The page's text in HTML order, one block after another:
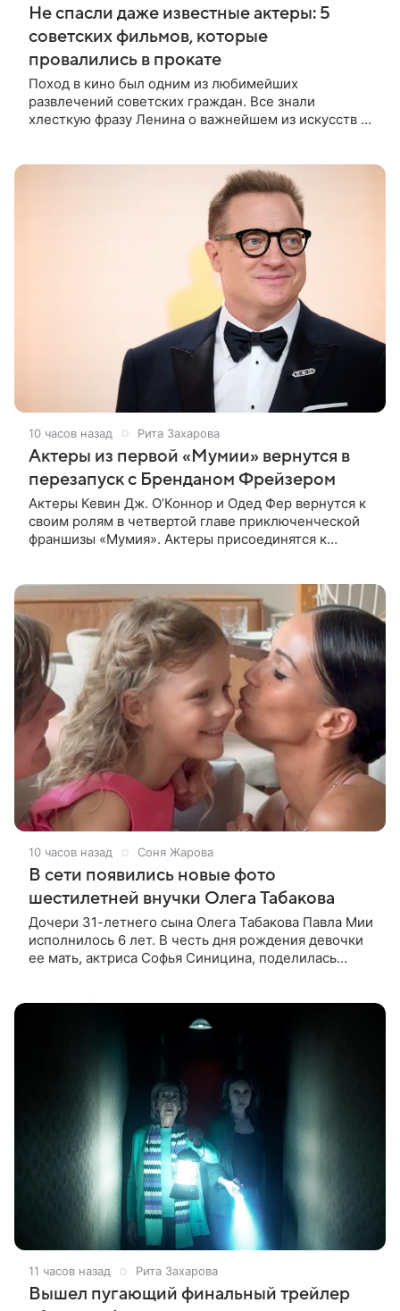
Не спасли даже известные актеры: 5
советских фильмов, которые
провалились в прокате
Поход в кино был одним из любимейших
развлечений советских граждан. Все знали
хлесткую фразу Ленина о важнейшем из искусств и
10 часов назад Рита Захарова
Актеры из первой «Мумии» вернутся в
перезапуск с Бренданом Фрейзером
Актеры Кевин Дж. О’Коннор и Одед Фер вернутся к
своим ролям в четвертой главе приключенческой
франшизы «Мумия». Актеры присоединятся к
10 часов назад Соня Жарова
В сети появились новые фото
шестилетней внучки Олега Табакова
Дочери 31-летнего сына Олега Табакова Павла Мии
исполнилось 6 лет. В честь дня рождения девочки
ее мать, актриса Софья Синицина, поделилась
11 часов назад Рита Захарова
Вышел пугающий финальный трейлер